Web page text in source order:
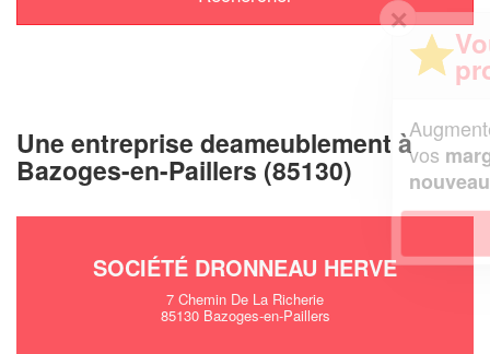
Une entreprise deameublement à
Bazoges-en-Paillers (85130)
SOCIÉTÉ DRONNEAU HERVE
7 Chemin De La Richerie
85130 Bazoges-en-Paillers
✕
Augmentez votre chiffre d'affaires
vosmargestout en gagnant de
nouveaux clients!